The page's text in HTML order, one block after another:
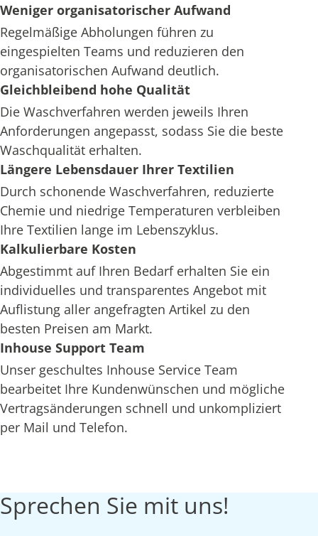
Weniger organisatorischer Aufwand
Regelmäßige Abholungen führen zu
eingespielten Teams und reduzieren den
organisatorischen Aufwand deutlich.
Gleichbleibend hohe Qualität
Die Waschverfahren werden jeweils Ihren
Anforderungen angepasst, sodass Sie die beste
Waschqualität erhalten.
Längere Lebensdauer Ihrer Textilien
Durch schonende Waschverfahren, reduzierte
Chemie und niedrige Temperaturen verbleiben
Ihre Textilien lange im Lebenszyklus.
Kalkulierbare Kosten
Abgestimmt auf Ihren Bedarf erhalten Sie ein
individuelles und transparentes Angebot mit
Auflistung aller angefragten Artikel zu den
besten Preisen am Markt.
Inhouse Support Team
Unser geschultes Inhouse Service Team
bearbeitet Ihre Kundenwünschen und mögliche
Vertragsänderungen schnell und unkompliziert
per Mail und Telefon.
Sprechen Sie mit uns!